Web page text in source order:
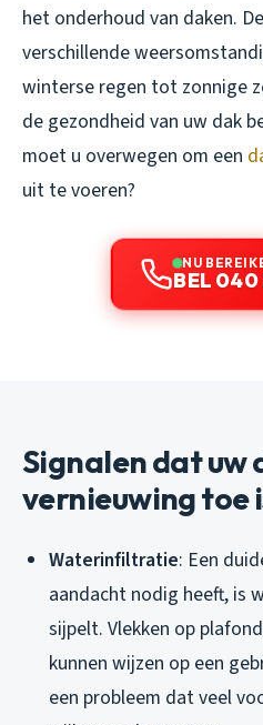
het onderhoud van daken.
verschillende
winterse regen tot zonnige
de gezondheid van uw dak
moet u overwegen om een
uit te voeren?
NU
BEL 040
Signalen dat uw
vernieuwing toe
Waterinfiltratie: Een
aandacht nodig heeft, is
sijpelt. Vlekken op
kunnen wijzen op een
een probleem dat veel